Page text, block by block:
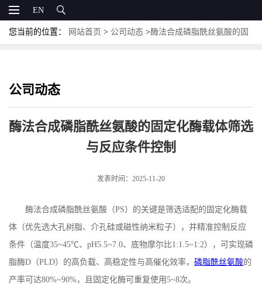
EN
您当前的位置： 网站首页 > 公司动态 >酶法合成磷脂酰丝氨酸的固
公司动态
酶法合成磷脂酰丝氨酸的固定化酶载体筛选
与反应条件控制
发表时间：2025-11-20
酶法合成磷脂酰丝氨酸（PS）的关键是筛选适配的固定化酶载
体（优先选大孔树脂、介孔硅或磁性纳米粒子），并精准控制反应
条件（温度35~45℃、 pH5.5~7.0、底物摩尔比1:1.5~1:2），可实现磷
脂酶D （PLD）的高负载、高稳定性与高催化效率， 磷脂酰丝氨酸的
产率可达80%~90%，且固定化酶可重复使用5~8次。